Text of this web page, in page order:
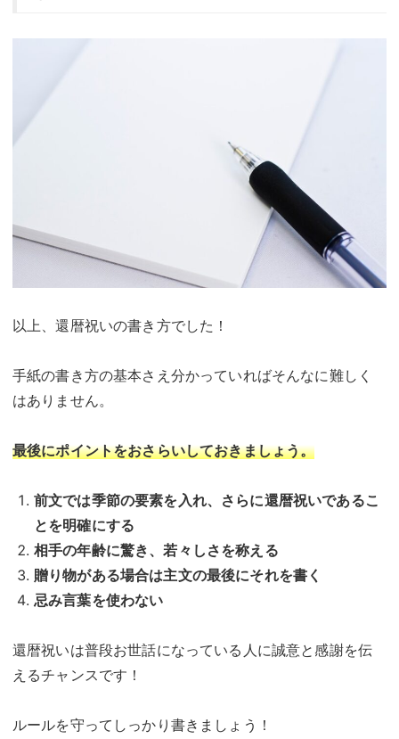
以上、還暦祝いの書き方でした！
手紙の書き方の基本さえ分かっていればそんなに難しく
はありません。
最後にポイントをおさらいしておきましょう。
前文では季節の要素を入れ、さらに還暦祝いであるこ
とを明確にする
相手の年齢に驚き、若々しさを称える
贈り物がある場合は主文の最後にそれを書く
忌み言葉を使わない
還暦祝いは普段お世話になっている人に誠意と感謝を伝
えるチャンスです！
ルールを守ってしっかり書きましょう！